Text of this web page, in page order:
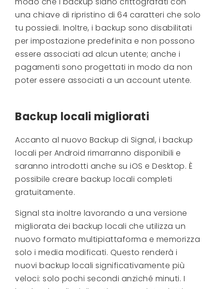
una chiave di ripristino di 64 caratteri che solo
tu possiedi. Inoltre, i backup sono disabilitati
per impostazione predefinita e non possono
essere associati ad alcun utente; anche i
pagamenti sono progettati in modo da non
poter essere associati a un account utente.
Backup locali migliorati
Accanto al nuovo Backup di Signal, i backup
locali per Android rimarranno disponibili e
saranno introdotti anche su iOS e Desktop. È
possibile creare backup locali completi
gratuitamente.
Signal sta inoltre lavorando a una versione
migliorata dei backup locali che utilizza un
nuovo formato multipiattaforma e memorizza
solo i media modificati. Questo renderà i
nuovi backup locali significativamente più
veloci: solo pochi secondi anziché minuti. I